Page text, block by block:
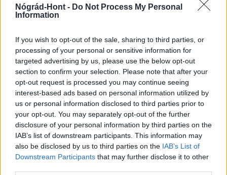
Nógrád-Hont - Do Not Process My Personal
Information
If you wish to opt-out of the sale, sharing to third parties, or
processing of your personal or sensitive information for
targeted advertising by us, please use the below opt-out
section to confirm your selection. Please note that after your
opt-out request is processed you may continue seeing
interest-based ads based on personal information utilized by
us or personal information disclosed to third parties prior to
your opt-out. You may separately opt-out of the further
disclosure of your personal information by third parties on the
IAB’s list of downstream participants. This information may
also be disclosed by us to third parties on the IAB’s List of
Downstream Participants that may further disclose it to other
Indulhat a Honvéd tér megújításának tervezése, ahol a
klímatudatos gondolkodás és a helyi identitás erősítése kerül a
Történelmi táj, amelynek minden köve
mesél – megújul a tatai Angolkert
M1 bővítés: már zajlik a teljesen új
Bicske Kelet csomópont építése
Új gyalogosátkelők és jelzőlámpás
csomópont épül Angyalföldön